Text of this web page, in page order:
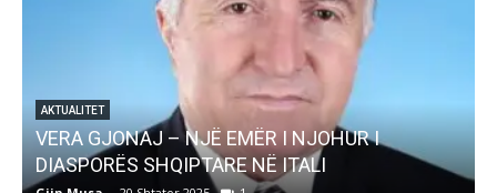
AKTUALITET
Pregaditi Gjin Musa-Rome- Shtator 2025